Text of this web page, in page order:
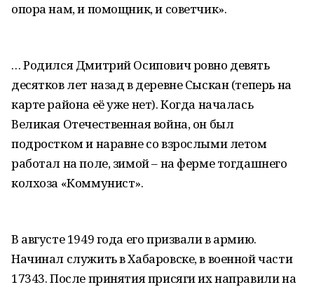
опора нам, и помощник, и советчик».
… Родился Дмитрий Осипович ровно девять
десятков лет назад в деревне Сыскан (теперь на
карте района её уже нет). Когда началась
Великая Отечественная война, он был
подростком и наравне со взрослыми летом
работал на поле, зимой – на ферме тогдашнего
колхоза «Коммунист».
В августе 1949 года его призвали в армию.
Начинал служить в Хабаровске, в военной части
17343. После принятия присяги их направили на